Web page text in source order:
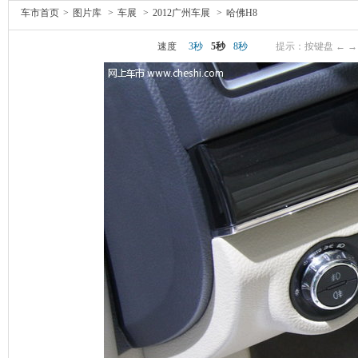
车市首页 > 图片库 > 车展 > 2012广州车展 > 哈佛H8
速度 3秒 5秒 8秒 提示：按键盘 ← →